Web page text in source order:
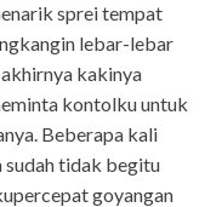
sprei tempat
lebar-lebar
kakinya
kontolku untuk
Beberapa kali
sudah tidak begitu
goyangan